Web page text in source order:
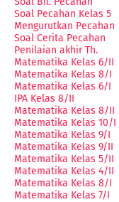
Soal Pecahan Kelas 5
Mengurutkan Pecahan
Soal Cerita Pecahan
Penilaian akhir Th.
Matematika Kelas 6/II
Matematika Kelas 8/I
Matematika Kelas 6/I
IPA Kelas 8/II
Matematika Kelas 8/II
Matematika Kelas 10/I
Matematika Kelas 9/I
Matematika Kelas 9/II
Matematika Kelas 5/II
Matematika Kelas 4/II
Matematika Kelas 8/I
Matematika Kelas 7/I